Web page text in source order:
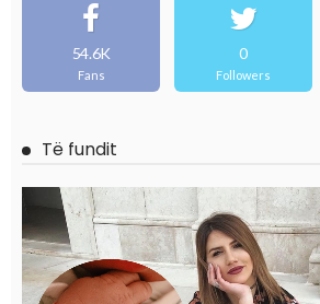
54.6K
Fans
0
Followers
Të fundit